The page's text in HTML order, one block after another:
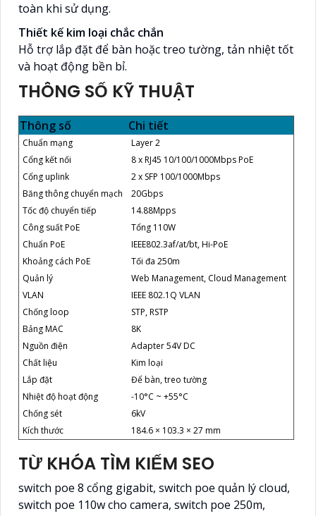
toàn khi sử dụng.
Thiết kế kim loại chắc chắn
Hỗ trợ lắp đặt để bàn hoặc treo tường, tản nhiệt tốt
và hoạt động bền bỉ.
THÔNG SỐ KỸ THUẬT
Thông số Chi tiết
Chuẩn mạng
Layer 2
Cổng kết nối
8 x RJ45 10/100/1000Mbps PoE
Cổng uplink
2 x SFP 100/1000Mbps
Băng thông chuyển mạch
20Gbps
Tốc độ chuyển tiếp
14.88Mpps
Công suất PoE
Tổng 110W
Chuẩn PoE
IEEE802.3af/at/bt, Hi-PoE
Khoảng cách PoE
Tối đa 250m
Quản lý
Web Management, Cloud Management
VLAN
IEEE 802.1Q VLAN
Chống loop
STP, RSTP
Bảng MAC
8K
Nguồn điện
Adapter 54V DC
Chất liệu
Kim loại
Lắp đặt
Để bàn, treo tường
Nhiệt độ hoạt động
-10°C ~ +55°C
Chống sét
6kV
Kích thước
184.6 × 103.3 × 27 mm
TỪ KHÓA TÌM KIẾM SEO
switch poe 8 cổng gigabit, switch poe quản lý cloud,
switch poe 110w cho camera, switch poe 250m,